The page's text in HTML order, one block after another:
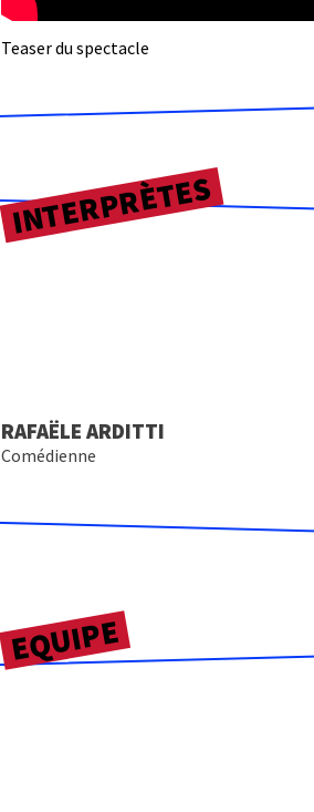
Teaser du spectacle
INTERPRÈTES
RAFAËLE ARDITTI
Comédienne
EQUIPE